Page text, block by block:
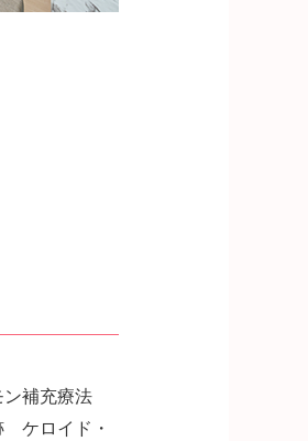
補充療法
ケロイド・